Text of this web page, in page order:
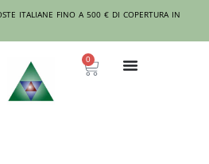
ITALIANE FINO A 500 € DI COPERTURA IN
0
Carrello